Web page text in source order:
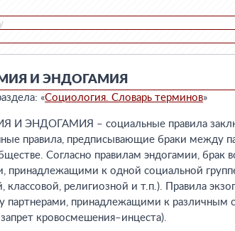
И ЭНДОГАМИЯ
«Социология. Словарь терминов»
И ЭНДОГАМИЯ – социальные правила
правила, предписывающие браки между
Согласно правилам эндогамии, брак
принадлежащими к одной социальной
классовой, религиозной и т.п.). Правила
партнерами, принадлежащими к различным
кровосмешения–инцеста).